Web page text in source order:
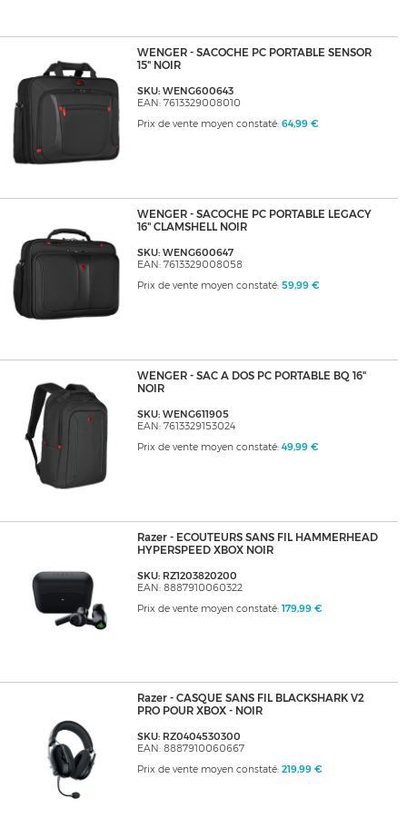
WENGER - SACOCHE PC PORTABLE SENSOR
15" NOIR
SKU: WENG600643
EAN: 7613329008010
Prix de vente moyen constaté: 64,99 €
WENGER - SACOCHE PC PORTABLE LEGACY
16" CLAMSHELL NOIR
SKU: WENG600647
EAN: 7613329008058
Prix de vente moyen constaté: 59,99 €
WENGER - SAC A DOS PC PORTABLE BQ 16"
NOIR
SKU: WENG611905
EAN: 7613329153024
Prix de vente moyen constaté: 49,99 €
Razer - ECOUTEURS SANS FIL HAMMERHEAD
HYPERSPEED XBOX NOIR
SKU: RZ1203820200
EAN: 8887910060322
Prix de vente moyen constaté: 179,99 €
Razer - CASQUE SANS FIL BLACKSHARK V2
PRO POUR XBOX - NOIR
SKU: RZ0404530300
EAN: 8887910060667
Prix de vente moyen constaté: 219,99 €